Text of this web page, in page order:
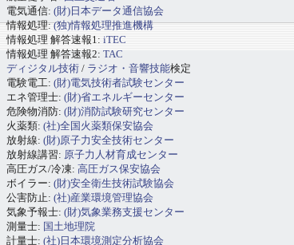
電気通信: (財)日本データ通信協会
情報処理:(独)情報処理推進機構
情報処理 解答速報1: iTEC
情報処理 解答速報2: TAC
ディジタル技術 / ラジオ・音響技能検定
電験電工: (財)電気技術者試験センター
エネ管理士: (財)省エネルギーセンター
危険物消防: (財)消防試験研究センター
火薬類: (社)全国火薬類保安協会
放射線: (財)原子力安全技術センター
放射線講習: 原子力人材育成センター
高圧ガス/冷凍: 高圧ガス保安協会
ボイラー: (財)安全衛生技術試験協会
公害防止: (社)産業環境管理協会
気象予報士: (財)気象業務支援センター
測量士: 国土地理院
計量士: (社)日本環境測定分析協会